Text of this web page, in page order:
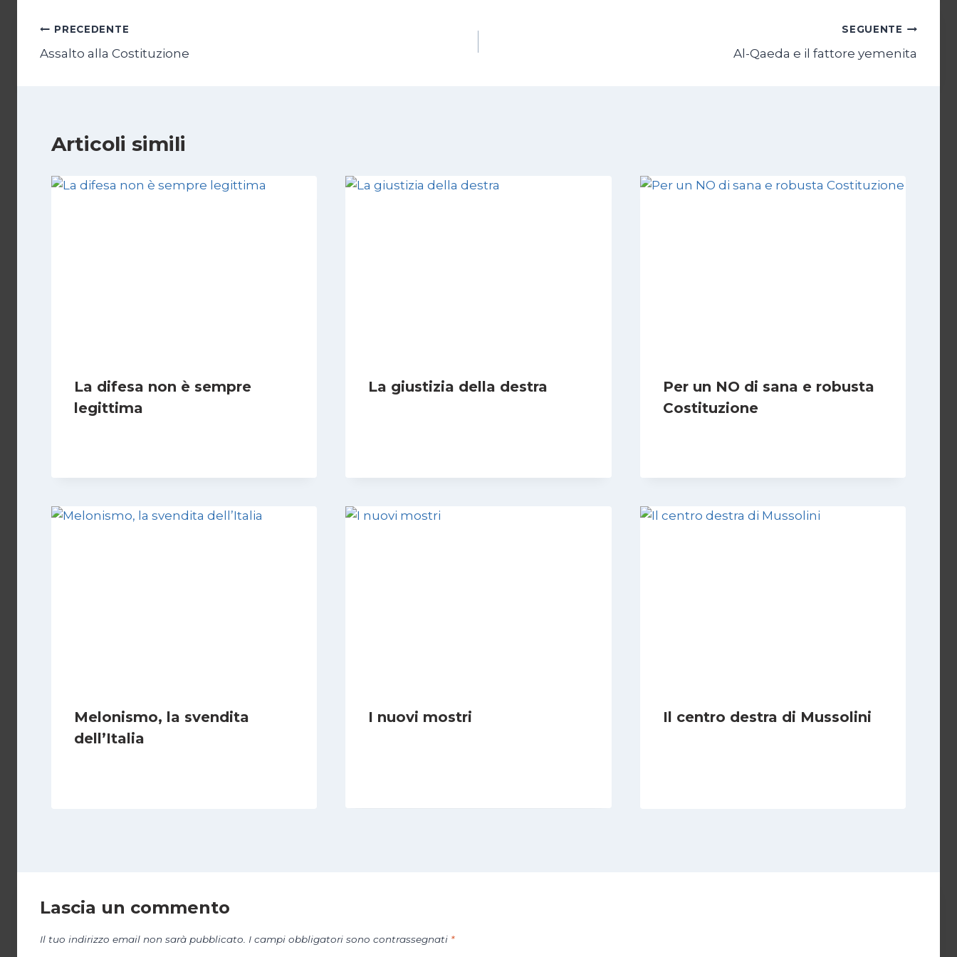
Navigazione
articoli
PRECEDENTE
Assalto alla Costituzione
SEGUENTE
Al-Qaeda e il fattore yemenita
Articoli simili
La difesa non è sempre
legittima
La giustizia della destra
Per un NO di sana e robusta
Costituzione
Melonismo, la svendita
dell’Italia
I nuovi mostri Il centro destra di Mussolini
Lascia un commento
Il tuo indirizzo email non sarà pubblicato. I campi obbligatori sono contrassegnati *